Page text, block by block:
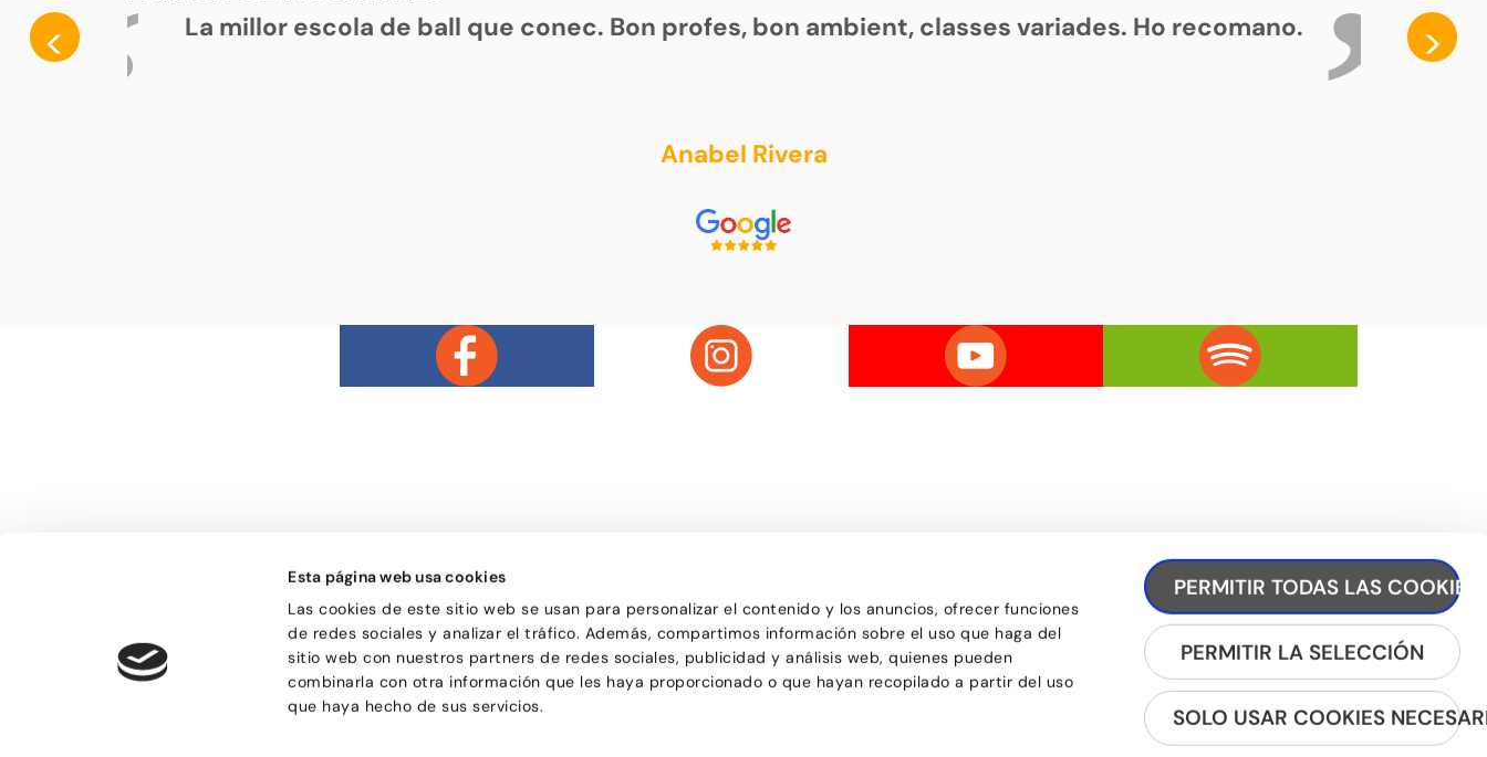
Esta página web usa cookies
Las cookies de este sitio web se usan para personalizar el contenido y los anuncios, ofrecer funciones
de redes sociales y analizar el tráfico. Además, compartimos información sobre el uso que haga del
sitio web con nuestros partners de redes sociales, publicidad y análisis web, quienes pueden
combinarla con otra información que les haya proporcionado o que hayan recopilado a partir del uso
que haya hecho de sus servicios.
PERMITIR TODAS LAS COOKIES
PERMITIR LA SELECCIÓN
SOLO USAR COOKIES
< La millor escola de ball que conec. Bon profes, bon ambient, classes variades. Ho recomano.
Anabel Rivera
>
gent molt diversa i de totes les edats descobreix
el gust per aprendre a ballar i troba en el ball una
manera de passar-ho bé i de compartir
sensacions.
REGISTRA'T A LA NEWSLETTER